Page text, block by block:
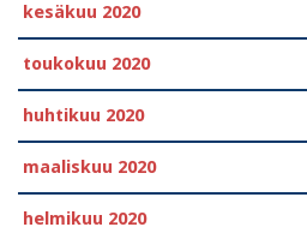
kesäkuu 2020
toukokuu 2020
huhtikuu 2020
maaliskuu 2020
helmikuu 2020